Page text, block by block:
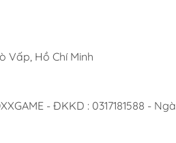
Vấp, Hồ Chí Minh
- ĐKKD : 0317181588 -